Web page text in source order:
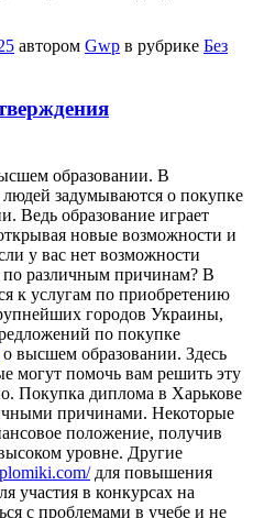
автором Gwp в рубрике Без
образовании. В
задумываются о покупке
Ведь образование играет
новые возможности и
у вас нет возможности
по различным причинам? В
к услугам по приобретению
городов Украины,
по покупке
о высшем образовании. Здесь
могут помочь вам решить эту
Покупка диплома в Харькове
причинами. Некоторые
положение, получив
уровне. Другие
для повышения
участия в конкурсах на
с проблемами в учебе и не